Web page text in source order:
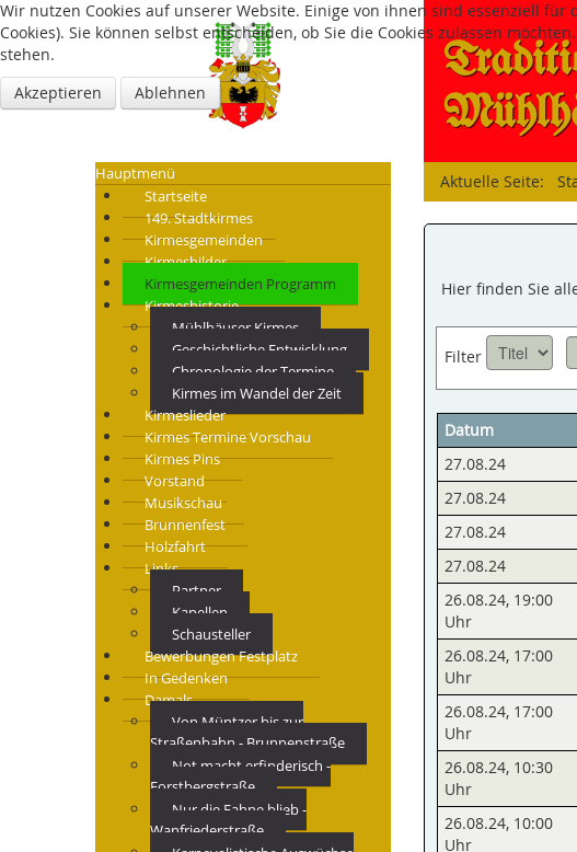
Hauptmenü
Startseite
149. Stadtkirmes
Kirmesgemeinden
Kirmesbilder
Kirmesgemeinden Programm
Kirmeshistorie
Mühlhäuser Kirmes
Geschichtliche Entwicklung
Chronologie der Termine
Kirmes im Wandel der Zeit
Kirmeslieder
Kirmes Termine Vorschau
Kirmes Pins
Vorstand
Musikschau
Brunnenfest
Holzfahrt
Links
Partner
Kapellen
Schausteller
Bewerbungen Festplatz
In Gedenken
Damals
Von Müntzer bis zur
Straßenbahn - Brunnenstraße
Not macht erfinderisch -
Forstbergstraße
Nur die Fahne blieb -
Wanfriederstraße
Aktuelle Seite:
Hier finden Sie
Filter
Datum
27.08.24
27.08.24
27.08.24
27.08.24
26.08.24, 19:00
Uhr
26.08.24, 17:00
Uhr
26.08.24, 17:00
Uhr
26.08.24, 10:30
Uhr
26.08.24, 10:00
Uhr
Wir nutzen Cookies auf unserer Website. Einige von ihnen sind essenziell
Cookies). Sie können selbst entscheiden, ob Sie die Cookies zulassen
stehen.
Akzeptieren
Ablehnen